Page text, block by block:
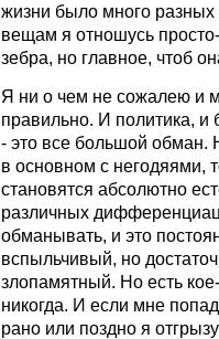
жизни было много
вещам я отношусь
зебра, но главное, чтоб
Я ни о чем не сожалею и
правильно. И политика, и
- это все большой обман.
в основном с негодяями,
становятся абсолютно
различных
обманывать, и это
вспыльчивый, но
злопамятный. Но есть
никогда. И если мне
рано или поздно я